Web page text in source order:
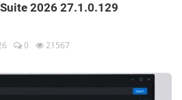
2026 27.1.0.129
0 21567